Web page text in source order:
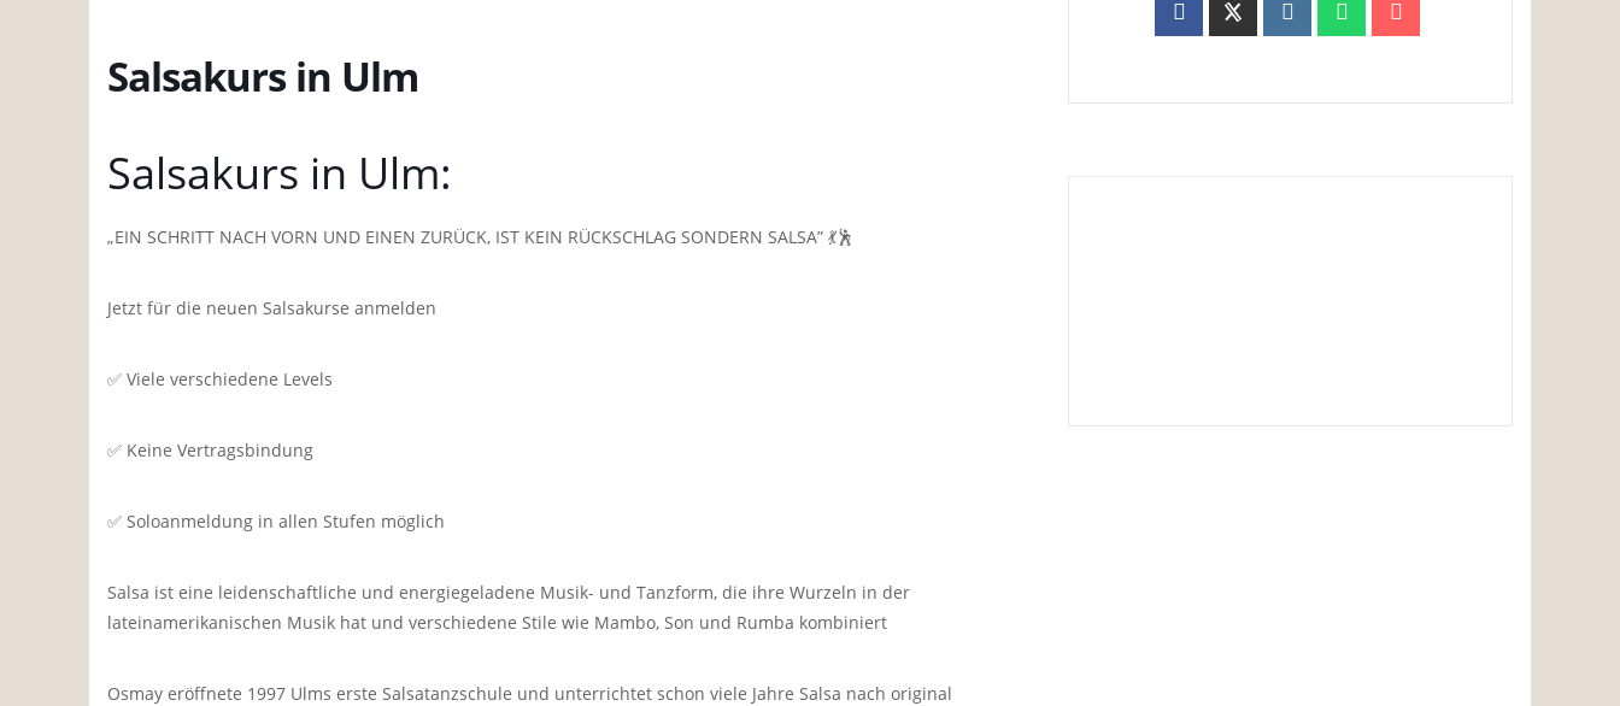
Salsakurs in Ulm
Salsakurs in Ulm:
„EIN SCHRITT NACH VORN UND EINEN ZURÜCK, IST KEIN RÜCKSCHLAG SONDERN SALSA” 💃🕺
Jetzt für die neuen Salsakurse anmelden
✅️ Viele verschiedene Levels
✅️ Keine Vertragsbindung
✅️ Soloanmeldung in allen Stufen möglich
Salsa ist eine leidenschaftliche und energiegeladene Musik- und Tanzform, die ihre Wurzeln in der
lateinamerikanischen Musik hat und verschiedene Stile wie Mambo, Son und Rumba kombiniert
Osmay eröffnete 1997 Ulms erste Salsatanzschule und unterrichtet schon viele Jahre Salsa nach original